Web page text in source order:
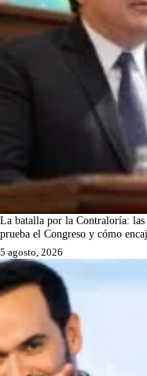
La batalla por la Contraloría: las
prueba el Congreso y cómo
5 agosto, 2026